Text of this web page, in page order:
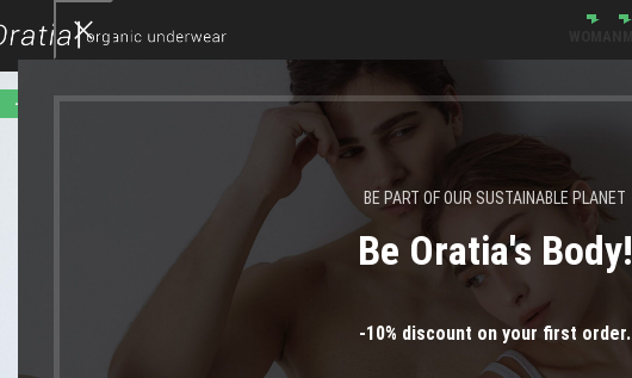
BE PART OF OUR SUSTAINABLE PLANET
Be Oratia's Body!
-10% discount on your first order.
-33%